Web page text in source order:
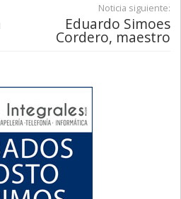
Noticia siguiente:
Eduardo Simoes
Cordero, maestro